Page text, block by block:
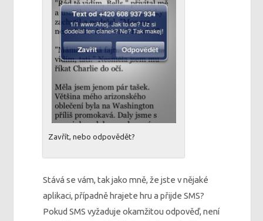
Zavřít, nebo odpovědět?
Stává se vám, tak jako mně, že jste v nějaké
aplikaci, případně hrajete hru a přijde SMS?
Pokud SMS vyžaduje okamžitou odpověď, není